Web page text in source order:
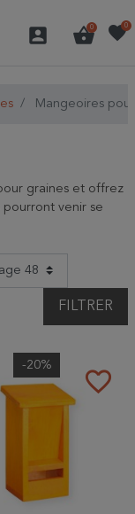
account_box shopping_basket
0 favorite0
Mangeoires
graines et offrez
pourront venir se
FILTRER
favorite_border
-20%